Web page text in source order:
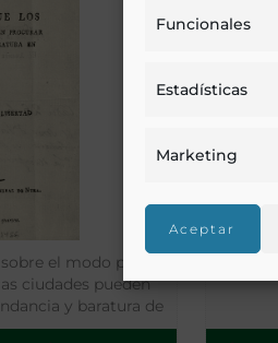
Funcionales
Estadísticas
Marketing
Aceptar
el modo por el
ciudades pueden
y baratura de